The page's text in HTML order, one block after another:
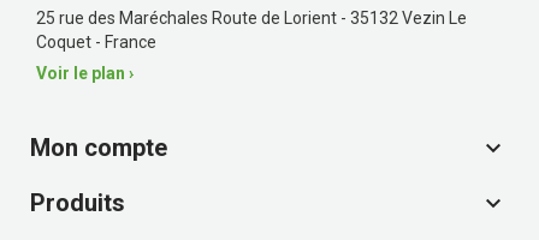
25 rue des Maréchales Route de Lorient - 35132 Vezin Le
Coquet - France
Voir le plan ›
Mon compte

Produits
